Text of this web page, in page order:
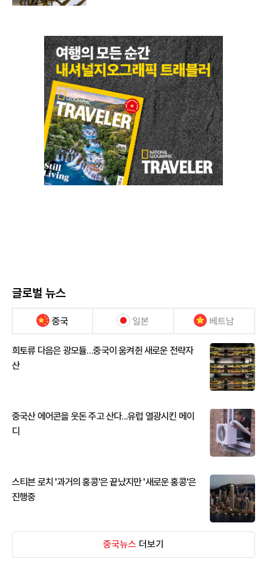
글로벌 뉴스
중국 일본 베트남
희토류 다음은 광모듈…중국이 움켜쥔 새로운 전략자
산
중국산 에어콘을 웃돈 주고 산다...유럽 열광시킨 메이
디
스티븐 로치 '과거의 홍콩'은 끝났지만 '새로운 홍콩'은
진행중
중국뉴스 더보기